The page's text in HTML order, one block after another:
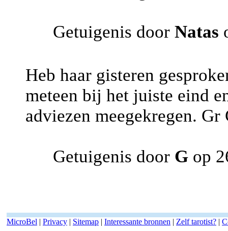
Getuigenis door Natas
Heb haar gisteren
meteen bij het juiste eind
adviezen meegekregen. Gr
Getuigenis door G op
MicroBel | Privacy | Sitemap | Interessante bronnen | Zelf tarotist? |